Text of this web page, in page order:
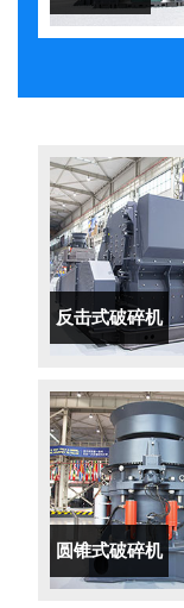
反击式破碎机
圆锥式破碎机